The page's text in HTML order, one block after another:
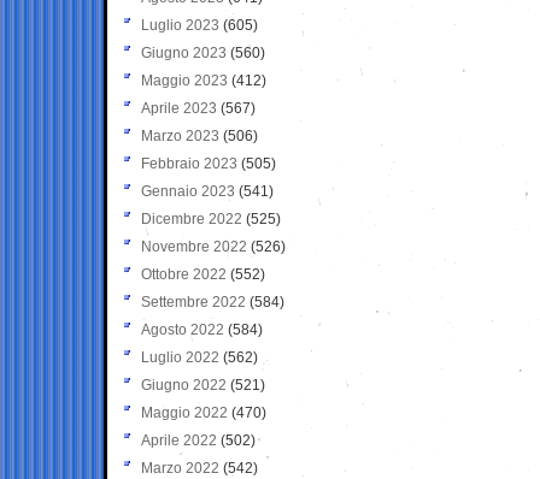
Luglio 2023 (605)
Giugno 2023 (560)
Maggio 2023 (412)
Aprile 2023 (567)
Marzo 2023 (506)
Febbraio 2023 (505)
Gennaio 2023 (541)
Dicembre 2022 (525)
Novembre 2022 (526)
Ottobre 2022 (552)
Settembre 2022 (584)
Agosto 2022 (584)
Luglio 2022 (562)
Giugno 2022 (521)
Maggio 2022 (470)
Aprile 2022 (502)
Marzo 2022 (542)